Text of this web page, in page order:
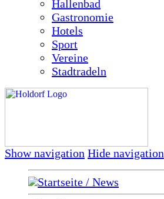
Hallenbad
Gastronomie
Hotels
Sport
Vereine
Stadtradeln
Show navigation Hide navigation
Startseite / News